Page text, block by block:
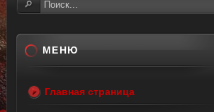
МЕНЮ
Главная страница